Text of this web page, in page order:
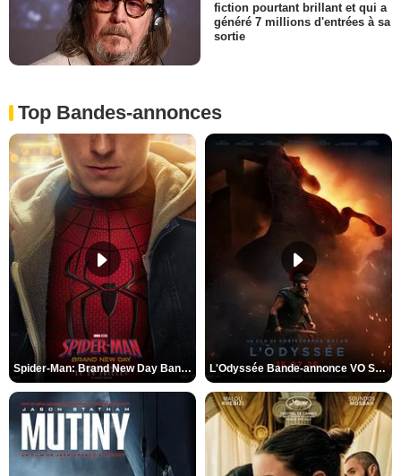
fiction pourtant brillant et qui a
généré 7 millions d'entrées à sa
sortie
Top Bandes-annonces
Spider-Man: Brand New Day Bande-annonce VO STFR L'Odyssée Bande-annonce VO STFR